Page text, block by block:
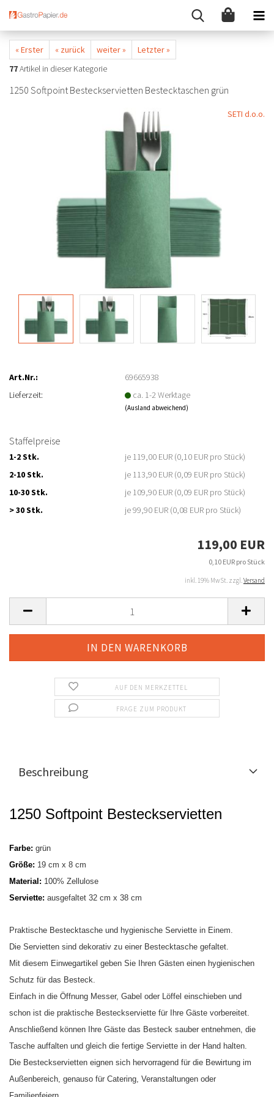
« Erster « zurück weiter »
Letzter »
77Artikel in dieser Kategorie
1250 Softpoint Besteckservietten Bestecktaschen grün
SETI d.o.o.
Art.Nr.:
69665938
Lieferzeit:
ca. 1-2 Werktage
(Ausland abweichend)
Staffelpreise
1-2 Stk.
je 119,00 EUR (0,10 EUR pro Stück)
2-10 Stk.
je 113,90 EUR (0,09 EUR pro Stück)
10-30 Stk.
je 109,90 EUR (0,09 EUR pro Stück)
> 30 Stk.
je 99,90 EUR (0,08 EUR pro Stück)
119,00 EUR
0,10 EUR pro Stück
inkl. 19% MwSt. zzgl.Versand
AUF DEN MERKZETTEL
FRAGE ZUM PRODUKT
Beschreibung
1250 Softpoint Besteckservietten
Farbe: grün
Größe: 19 cm x 8 cm
Material: 100% Zellulose
Serviette: ausgefaltet 32 cm x 38 cm
Praktische Bestecktasche und hygienische Serviette in Einem.
Die Servietten sind dekorativ zu einer Bestecktasche gefaltet.
Mit diesem Einwegartikel geben Sie Ihren Gästen einen hygienischen
Schutz für das Besteck.
Einfach in die Öffnung Messer, Gabel oder Löffel einschieben und
schon ist die praktische Besteckserviette für Ihre Gäste vorbereitet.
Anschließend können Ihre Gäste das Besteck sauber entnehmen, die
Tasche auffalten und gleich die fertige Serviette in der Hand halten.
Die Besteckservietten eignen sich hervorragend für die Bewirtung im
Außenbereich, genauso für Catering, Veranstaltungen oder